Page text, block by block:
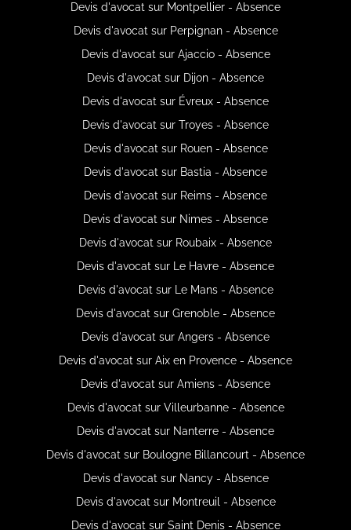
Devis d'avocat sur Montpellier - Absence
Devis d'avocat sur Perpignan - Absence
Devis d'avocat sur Ajaccio - Absence
Devis d'avocat sur Dijon - Absence
Devis d'avocat sur Évreux - Absence
Devis d'avocat sur Troyes - Absence
Devis d'avocat sur Rouen - Absence
Devis d'avocat sur Bastia - Absence
Devis d'avocat sur Reims - Absence
Devis d'avocat sur Nimes - Absence
Devis d'avocat sur Roubaix - Absence
Devis d'avocat sur Le Havre - Absence
Devis d'avocat sur Le Mans - Absence
Devis d'avocat sur Grenoble - Absence
Devis d'avocat sur Angers - Absence
Devis d'avocat sur Aix en Provence - Absence
Devis d'avocat sur Amiens - Absence
Devis d'avocat sur Villeurbanne - Absence
Devis d'avocat sur Nanterre - Absence
Devis d'avocat sur Boulogne Billancourt - Absence
Devis d'avocat sur Nancy - Absence
Devis d'avocat sur Montreuil - Absence
Devis d'avocat sur Saint Denis - Absence